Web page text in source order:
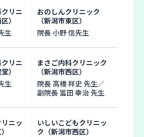
リニ
）
生
おのしんクリニック
（新潟市東区）
院長 小野 信先生
リニ
）
生
まさご内科クリニック
（新潟市西区）
院長 高橋 祥史 先生／
副院長 冨田 幸治 先生
ニッ
いしいこどもクリニッ
ク（新潟市西区）